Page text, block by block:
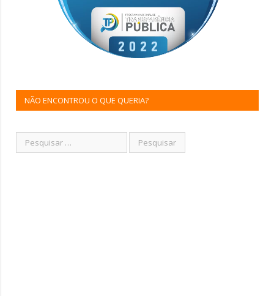
NÃO ENCONTROU O QUE QUERIA?